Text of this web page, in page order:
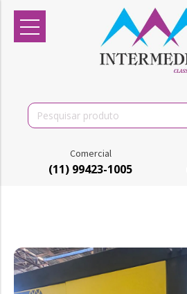
Search
for:
Comercial
(11) 99423-1005